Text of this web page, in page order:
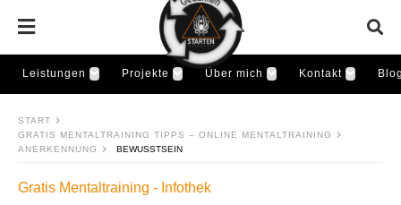
Leistungen Projekte Über mich Kontakt
START
GRATIS MENTALTRAINING TIPPS – ONLINE MENTALTRAINING
ANERKENNUNG
BEWUSSTSEIN
Gratis Mentaltraining - Infothek